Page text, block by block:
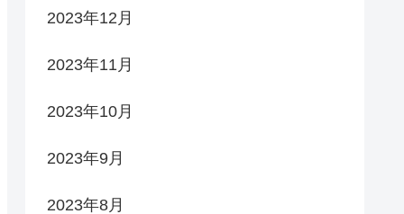
2023年12月
2023年11月
2023年10月
2023年9月
2023年8月